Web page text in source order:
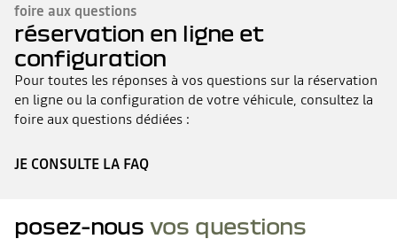
foire aux questions
réservation en ligne et
configuration
Pour toutes les réponses à vos questions sur la réservation
en ligne ou la configuration de votre véhicule, consultez la
foire aux questions dédiées :
JE CONSULTE LA FAQ
posez-nous vos questions